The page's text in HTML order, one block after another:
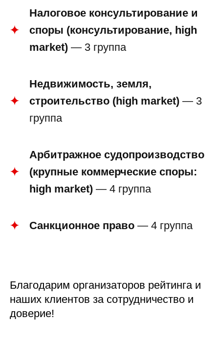
Налоговое консультирование и
споры (консультирование, high
market) — 3 группа
Недвижимость, земля,
строительство (high market) — 3
группа
Арбитражное судопроизводство
(крупные коммерческие споры:
high market) — 4 группа
Санкционное право — 4 группа
Благодарим организаторов рейтинга и
наших клиентов за сотрудничество и
доверие!